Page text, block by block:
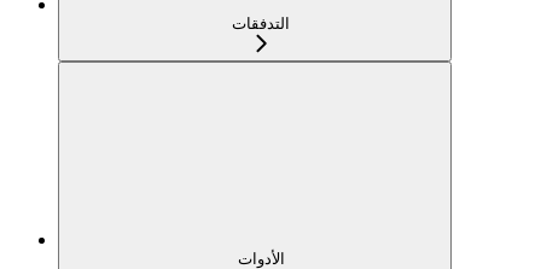
التدفقات
الأدوات